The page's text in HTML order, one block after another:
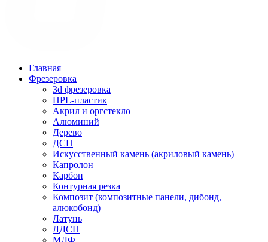
Главная
Фрезеровка
3d фрезеровка
HPL-пластик
Акрил и оргстекло
Алюминий
Дерево
ДСП
Искусственный камень (акриловый камень)
Капролон
Карбон
Контурная резка
Композит (композитные панели, дибонд,
алюкобонд)
Латунь
ЛДСП